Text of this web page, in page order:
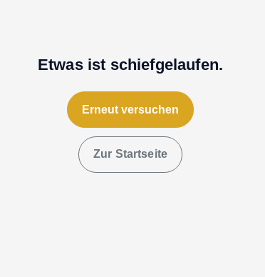
Etwas ist schiefgelaufen.
Erneut versuchen
Zur Startseite